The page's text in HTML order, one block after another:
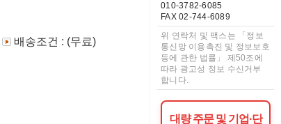
010-3782-6085
FAX 02-744-6089
위 연락처 및 팩스는 「정보
통신망 이용촉진 및 정보보호
등에 관한 법률」 제50조에
따라 광고성 정보 수신거부
합니다.
대량 주문 및 기업·단
배송조건 : (무료)